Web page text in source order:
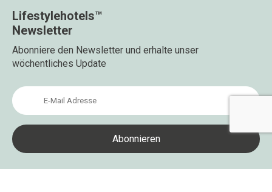
Lifestylehotels™
Newsletter
Abonniere den Newsletter und erhalte unser
wöchentliches Update